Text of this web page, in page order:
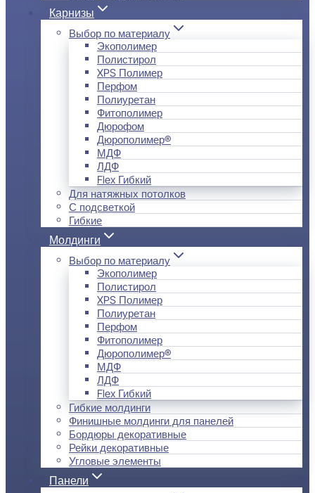
Карнизы
Выбор по материалу
Экополимер
Полистирол
XPS Полимер
Перфом
Полиуретан
Фитополимер
Дюрофом
Дюрополимер®
МДФ
ЛДФ
Flex Гибкий
Для натяжных потолков
С подсветкой
Гибкие
Молдинги
Выбор по материалу
Экополимер
Полистирол
XPS Полимер
Полиуретан
Перфом
Фитополимер
Дюрополимер®
МДФ
ЛДФ
Flex Гибкий
Гибкие молдинги
Финишные молдинги для панелей
Бордюры декоративные
Рейки декоративные
Угловые элементы
Панели